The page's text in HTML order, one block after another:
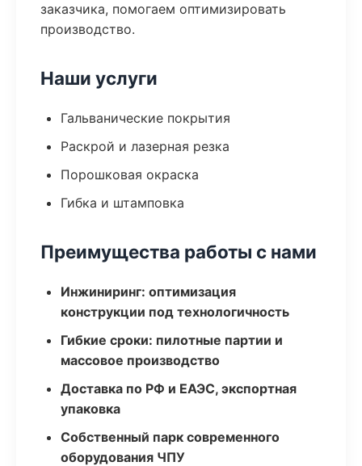
заказчика, помогаем оптимизировать
производство.
Наши услуги
Гальванические покрытия
Раскрой и лазерная резка
Порошковая окраска
Гибка и штамповка
Преимущества работы с нами
Инжиниринг: оптимизация
конструкции под технологичность
Гибкие сроки: пилотные партии и
массовое производство
Доставка по РФ и ЕАЭС, экспортная
упаковка
Собственный парк современного
оборудования ЧПУ